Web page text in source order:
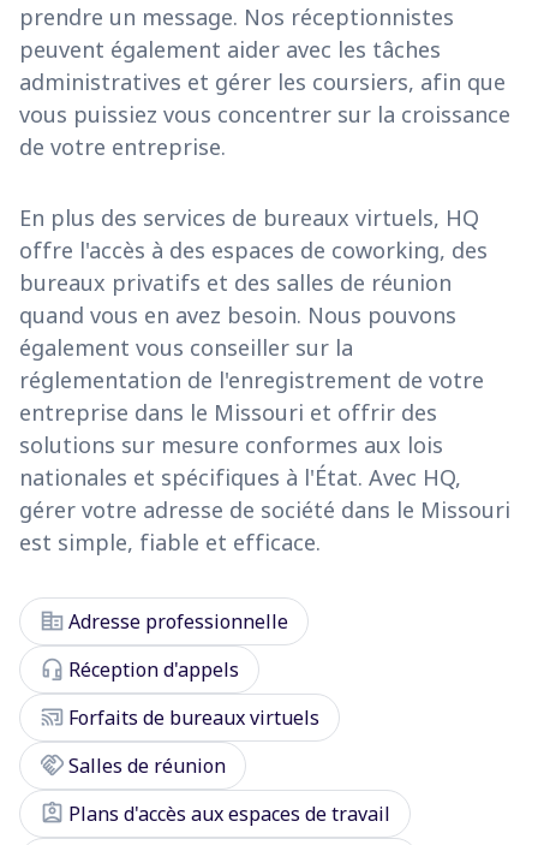
prendre un message. Nos réceptionnistes
peuvent également aider avec les tâches
administratives et gérer les coursiers, afin que
vous puissiez vous concentrer sur la croissance
de votre entreprise.
En plus des services de bureaux virtuels, HQ
offre l'accès à des espaces de coworking, des
bureaux privatifs et des salles de réunion
quand vous en avez besoin. Nous pouvons
également vous conseiller sur la
réglementation de l'enregistrement de votre
entreprise dans le Missouri et offrir des
solutions sur mesure conformes aux lois
nationales et spécifiques à l'État. Avec HQ,
gérer votre adresse de société dans le Missouri
est simple, fiable et efficace.
corporate_fareAdresse professionnelle
headset_mic Réception d'appels
cast_connected Forfaits de bureaux virtuels
handshakeSalles de réunion
assignment_ind Plans d'accès aux espaces de travail